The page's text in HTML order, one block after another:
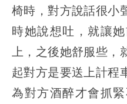
椅時，對方說話很小
時她說想吐，就讓
上，之後她舒服些，
起對方是要送上計程
為對方酒醉才會抓